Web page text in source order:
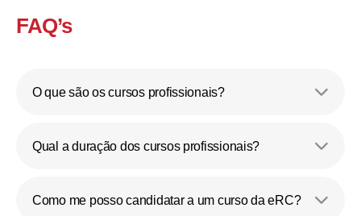
FAQ’s
O que são os cursos profissionais?
Qual a duração dos cursos profissionais?
Como me posso candidatar a um curso da eRC?